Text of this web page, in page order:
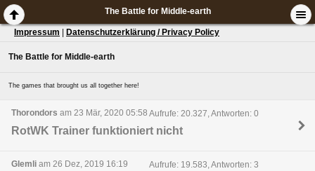
The Battle for Middle-earth
Impressum Datenschutzerklärung / Privacy Policy
The Battle for Middle-earth
The games that brought us all together here!
Thorondors am 23 Mär, 2020 05:58 Aufrufe: 20.327, Antworten: 0
RotWK Trainer funktioniert nicht
Glemli am 26 Dez, 2019 16:19 Aufrufe: 19.583, Antworten: 3